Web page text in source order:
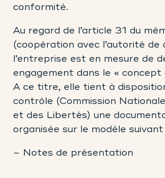
conformité.
Au regard de l’article 31 du
(coopération avec l’autorité de
l’entreprise est en mesure de
engagement dans le « concept
A ce titre, elle tient à
contrôle (Commission
et des Libertés) une
organisée sur le modèle suivant
– Notes de présentation